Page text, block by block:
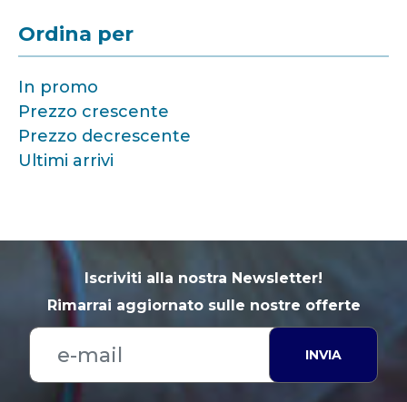
Ordina per
In promo
Prezzo crescente
Prezzo decrescente
Ultimi arrivi
Iscriviti alla nostra Newsletter!
Rimarrai aggiornato sulle nostre offerte
INVIA